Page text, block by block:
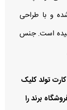
و با طراحی
است. جنس
کارت تولدکلیک
برند را